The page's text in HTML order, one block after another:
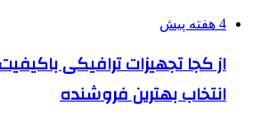
4 هفته پیش
از کجا تجهیزات ترافیکی
انتخاب بهترین فروشنده